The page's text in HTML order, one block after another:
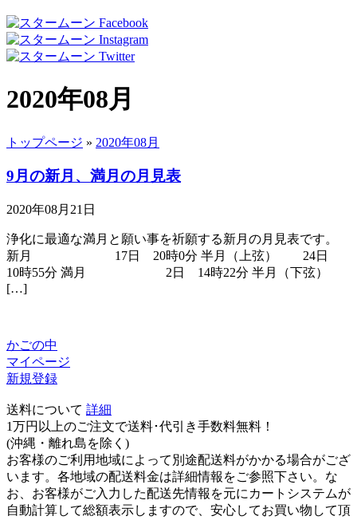
2020年08月
トップページ » 2020年08月
9月の新月、満月の月見表
2020年08月21日
浄化に最適な満月と願い事を祈願する新月の月見表です。
新月 17日 20時0分 半月（上弦） 24日
10時55分 満月 2日 14時22分 半月（下弦）
[…]
かごの中
マイページ
新規登録
送料について 詳細
1万円以上のご注文で送料･代引き手数料無料 ！
(沖縄・離れ島を除く)
お客様のご利用地域によって別途配送料がかかる場合がござ
います。各地域の配送料金は詳細情報をご参照下さい。な
お、お客様がご入力した配送先情報を元にカートシステムが
自動計算して総額表示しますので、安心してお買い物して頂